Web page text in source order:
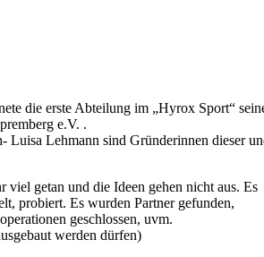
die erste Abteilung im „Hyrox Sport“
e.V. .
Luisa Lehmann sind Gründerinnen dieser
viel getan und die Ideen gehen nicht aus. Es
probiert. Es wurden Partner gefunden,
geschlossen, uvm.
werden dürfen)